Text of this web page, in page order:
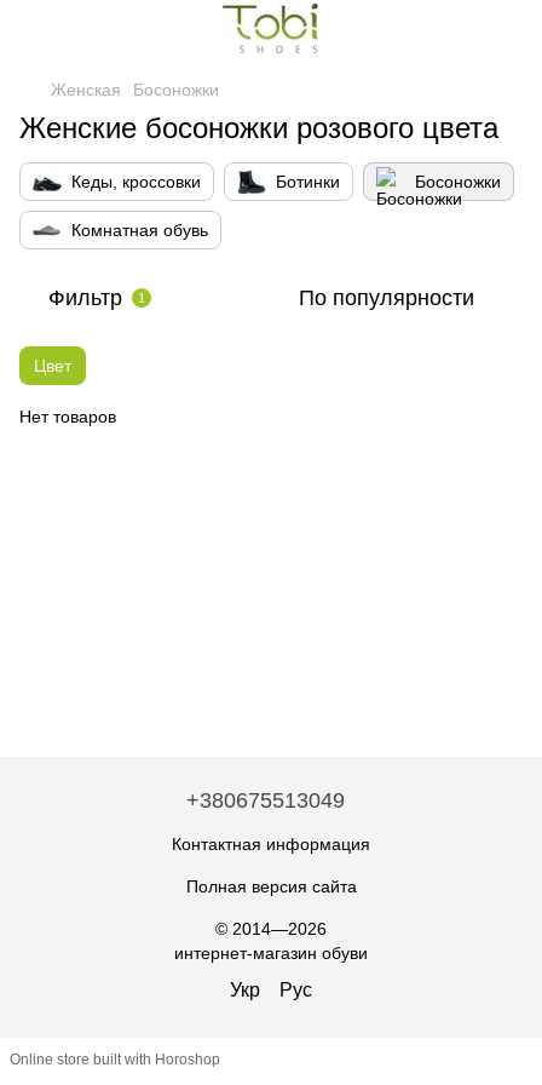
Женская Босоножки
Женские босоножки розового цвета
Кеды, кроссовки Ботинки Босоножки
Комнатная обувь
Фильтр 1 По популярности
Цвет
Нет товаров
+380675513049
Контактная информация
Полная версия сайта
© 2014—2026
интернет-магазин обуви
Укр Рус
Online store built with Horoshop